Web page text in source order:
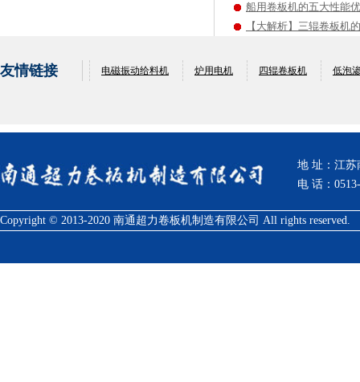
船用卷板机的五大性能
【大解析】三辊卷板机
友情链接 电磁振动给料机 炉用电机 四辊卷板机 低泡
地 址：江苏
电 话：
Copyright © 2013-2020 南通超力卷板机制造有限公司 All rights reserved.